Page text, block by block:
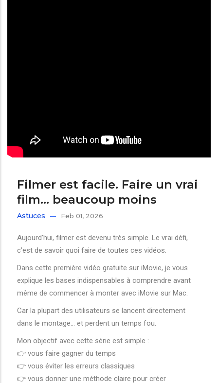
Filmer est facile. Faire un vrai
film... beaucoup moins
Astuces Feb 01, 2026
Aujourd’hui, filmer est devenu très simple. Le vrai défi,
c’est de savoir quoi faire de toutes ces vidéos.
Dans cette première vidéo gratuite sur iMovie, je vous
explique les bases indispensables à comprendre avant
même de commencer à monter avec iMovie sur Mac.
Car la plupart des utilisateurs se lancent directement
dans le montage… et perdent un temps fou.
Mon objectif avec cette série est simple :
👉 vous faire gagner du temps
👉 vous éviter les erreurs classiques
👉 vous donner une méthode claire pour créer